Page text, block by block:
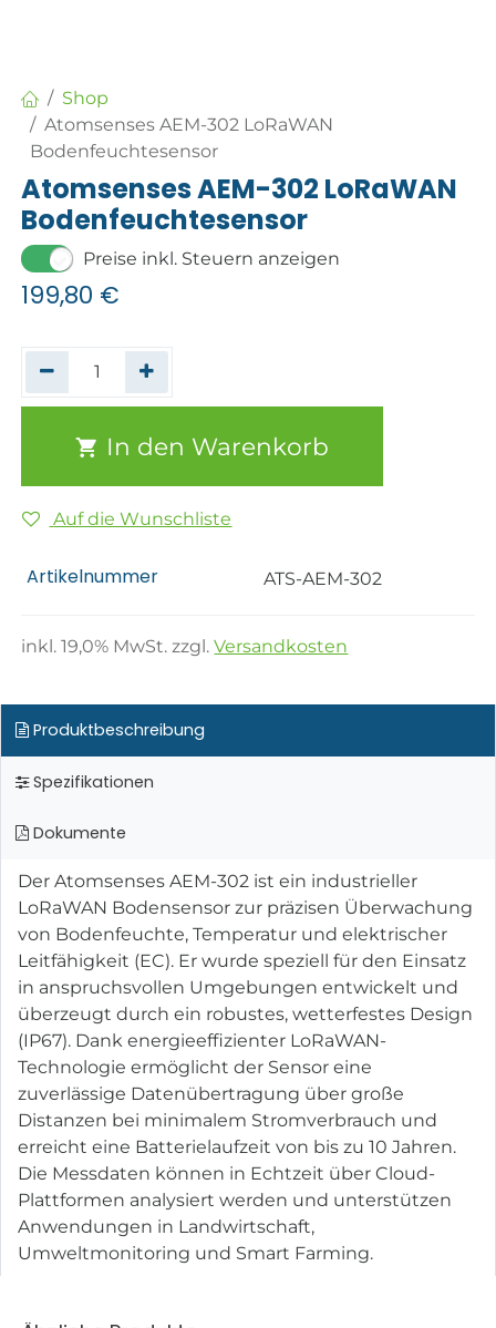
Shop
Atomsenses AEM-302 LoRaWAN
Bodenfeuchtesensor
Atomsenses AEM-302 LoRaWAN
Bodenfeuchtesensor
Preise inkl. Steuern anzeigen
199,80 €
In den Warenkorb
Auf die Wunschliste
Artikelnummer ATS-AEM-302
inkl.19,0% MwSt. zzgl.Versandkosten
Produktbeschreibung
Spezifikationen
Dokumente
Der Atomsenses AEM-302 ist ein industrieller
LoRaWAN Bodensensor zur präzisen Überwachung
von Bodenfeuchte, Temperatur und elektrischer
Leitfähigkeit (EC). Er wurde speziell für den Einsatz
in anspruchsvollen Umgebungen entwickelt und
überzeugt durch ein robustes, wetterfestes Design
(IP67). Dank energieeffizienter LoRaWAN-
Technologie ermöglicht der Sensor eine
zuverlässige Datenübertragung über große
Distanzen bei minimalem Stromverbrauch und
erreicht eine Batterielaufzeit von bis zu 10 Jahren.
Die Messdaten können in Echtzeit über Cloud-
Plattformen analysiert werden und unterstützen
Anwendungen in Landwirtschaft,
Umweltmonitoring und Smart Farming.